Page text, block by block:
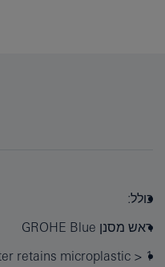
כולל:
ראש מסנן GROHE Blue
retains microplastic > 1